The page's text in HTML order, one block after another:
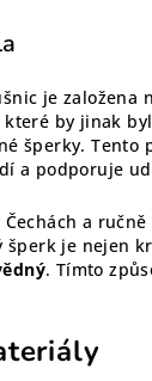
je založena
které by jinak
šperky. Tento
a podporuje
a
šperk je nejen
. Tímto